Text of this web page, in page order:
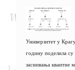
Универзитет у
годину поделила су
заснивања квантне